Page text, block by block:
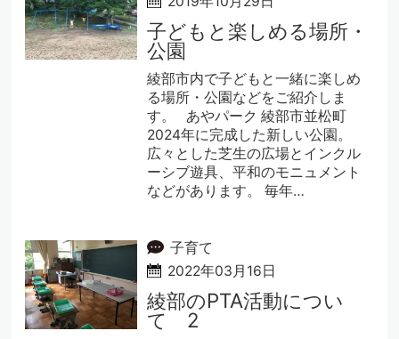
子どもと楽しめる場所・
公園
綾部市内で子どもと一緒に楽しめ
る場所・公園などをご紹介しま
す。 あやパーク 綾部市並松町
2024年に完成した新しい公園。
広々とした芝生の広場とインクル
ーシブ遊具、平和のモニュメント
などがあります。 毎年…
子育て
2022年03月16日
綾部のPTA活動につい
て 2